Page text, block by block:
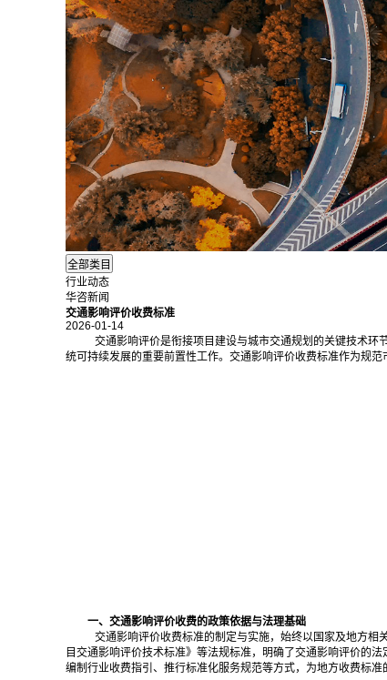
行业动态
华咨新闻
交通影响评价收费标准
2026-01-14
交通影响评价是衔接项目建设与城市交通规划的关键技术
统可持续发展的重要前置性工作。交通影响评价收费标准作为规
一、交通影响评价收费的政策依据与法理基础
交通影响评价收费标准的制定与实施，始终以国家及地方相
目交通影响评价技术标准》等法规标准，明确了交通影响评价的
编制行业收费指引、推行标准化服务规范等方式，为地方收费标准